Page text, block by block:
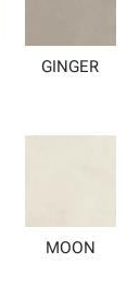
GINGER
MOON